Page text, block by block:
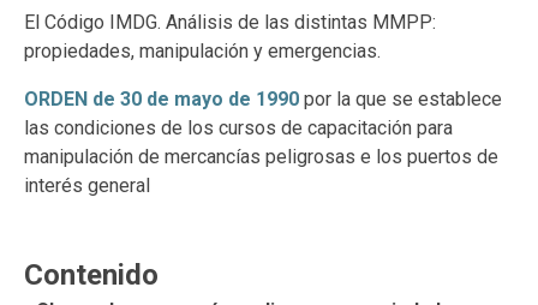
El Código IMDG. Análisis de las distintas MMPP:
propiedades, manipulación y emergencias.
ORDEN de 30 de mayo de 1990 por la que se establece
las condiciones de los cursos de capacitación para
manipulación de mercancías peligrosas e los puertos de
interés general
Contenido